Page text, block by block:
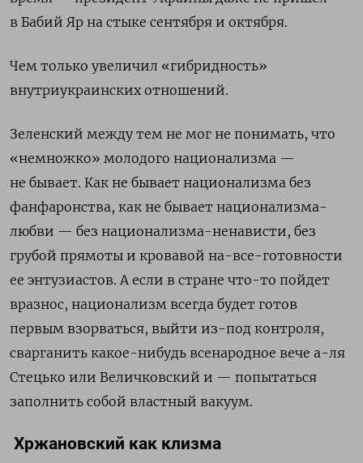
в Бабий Яр на стыке сентября и октября.
Чем только увеличил «гибридность»
внутриукраинских отношений.
Зеленский между тем не мог не понимать, что
«немножко» молодого национализма —
не бывает. Как не бывает национализма без
фанфаронства, как не бывает национализма-
любви — без национализма-ненависти, без
грубой прямоты и кровавой на-все-готовности
ее энтузиастов. А если в стране что-то пойдет
вразнос, национализм всегда будет готов
первым взорваться, выйти из-под контроля,
сварганить какое-нибудь всенародное вече а-ля
Стецько или Величковский и — попытаться
заполнить собой властный вакуум.
Хржановский как клизма